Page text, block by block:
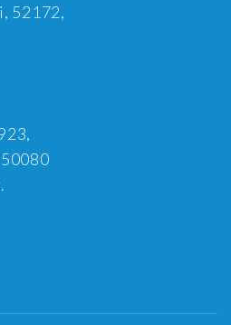
52172,